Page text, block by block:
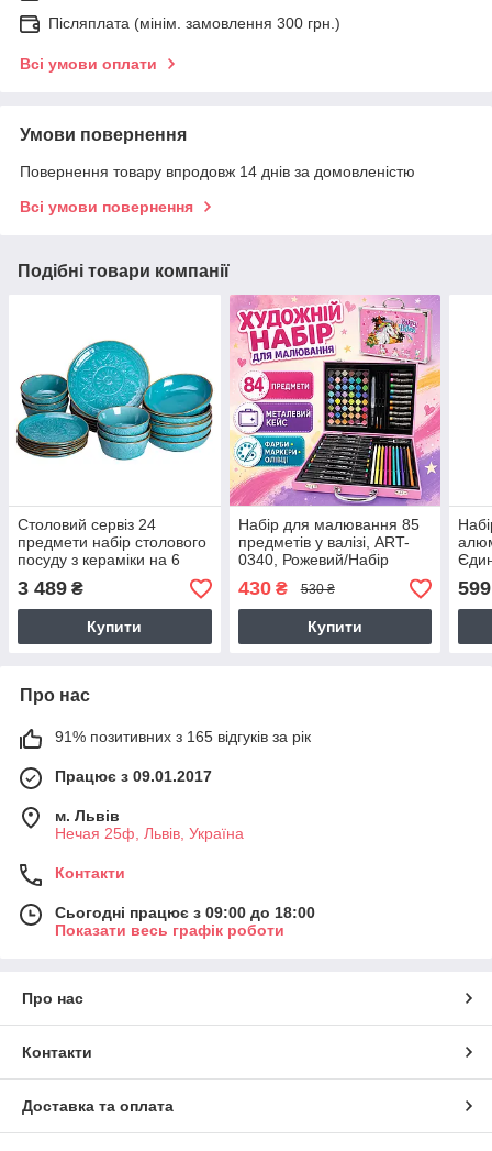
Післяплата (мінім. замовлення 300 грн.)
Всі умови оплати
Умови повернення
Повернення товару впродовж 14 днів за домовленістю
Всі умови повернення
Подібні товари компанії
Столовий сервіз 24
предмети набір столового
посуду з кераміки на 6
персон Бірюзовий HP-31-3
3 489 ₴
Купити
Набір для малювання 85
предметів у валізі, ART-
0340, Рожевий/Набір
дитячий для малювання/
Бузковий набір для
творчості
430₴ 530 ₴
Купити
599
Про нас
91% позитивних з 165 відгуків за рік
Працює з 09.01.2017
м. Львів
Нечая 25ф, Львів, Україна
Контакти
Сьогодні працює з 09:00 до 18:00
Показати весь графік роботи
Про нас
Контакти
Доставка та оплата